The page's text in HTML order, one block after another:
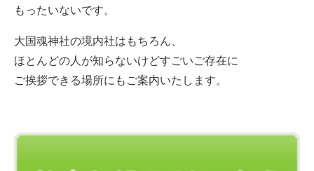
もったいないです。
大国魂神社の境内社はもちろん、
ほとんどの人が知らないけどすごいご存在に
ご挨拶できる場所にもご案内いたします。